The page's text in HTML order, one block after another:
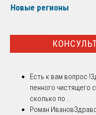
Новые регионы
Есть к вам вопрос !
пенного чистящего
сколько по ...
Роман Иванов